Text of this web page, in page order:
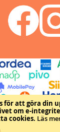
för att göra din
om e-
cookies. Läs